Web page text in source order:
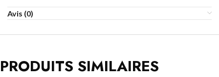
Avis (0)
PRODUITS SIMILAIRES